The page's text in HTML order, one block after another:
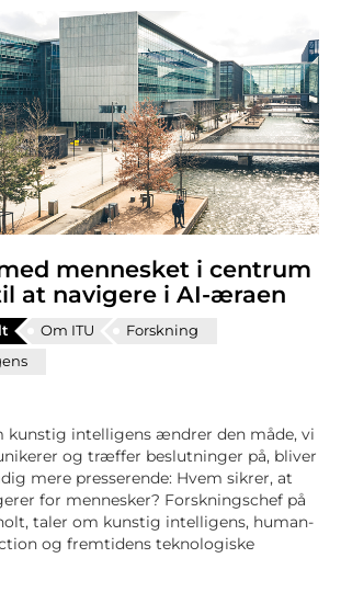
mennesket i centrum
at navigere i AI-æraen
Om ITU
Forskning
kunstig intelligens ændrer den måde, vi
og træffer beslutninger på, bliver
mere presserende: Hvem sikrer, at
for mennesker? Forskningschef på
taler om kunstig intelligens, human-
og fremtidens teknologiske